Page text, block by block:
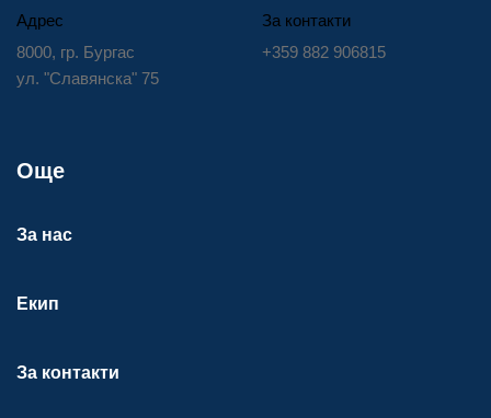
Адрес
8000, гр. Бургас
ул. "Славянска" 75
За контакти
+359 882 906815
Още
За нас
Екип
За контакти